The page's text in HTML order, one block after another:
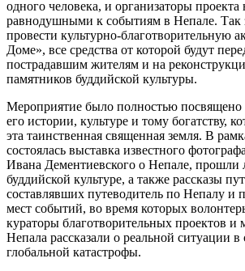
одного человека, и организаторы проекта
равнодушными к событиям в Непале. Так
провести культурно-благотворительную
Доме», все средства от которой будут
пострадавшим жителям и на
памятников буддийской культуры.
Мероприятие было полностью посвящено
его истории, культуре и тому богатству,
эта таинственная священная земля. В
состоялась выставка известного
Ивана Дементиевского о Непале, прошли
буддийской культуре, а также рассказы
составлявших путеводитель по Непалу и
мест событий, во время которых
кураторы благотворительных проектов и
Непала рассказали о реальной ситуации в
глобальной катастрофы.